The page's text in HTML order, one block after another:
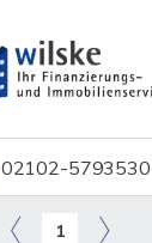
02102-5793530
1